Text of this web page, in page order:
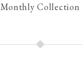
Monthly Collection